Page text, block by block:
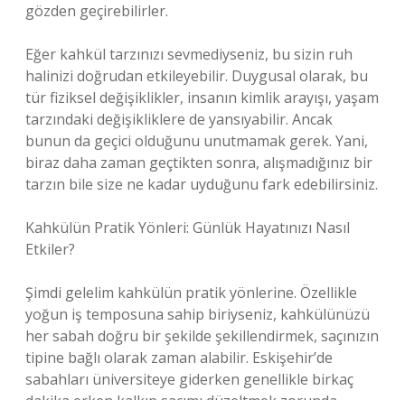
gözden geçirebilirler.
Eğer kahkül tarzınızı sevmediyseniz, bu sizin ruh
halinizi doğrudan etkileyebilir. Duygusal olarak, bu
tür fiziksel değişiklikler, insanın kimlik arayışı, yaşam
tarzındaki değişikliklere de yansıyabilir. Ancak
bunun da geçici olduğunu unutmamak gerek. Yani,
biraz daha zaman geçtikten sonra, alışmadığınız bir
tarzın bile size ne kadar uyduğunu fark edebilirsiniz.
Kahkülün Pratik Yönleri: Günlük Hayatınızı Nasıl
Etkiler?
Şimdi gelelim kahkülün pratik yönlerine. Özellikle
yoğun iş temposuna sahip biriyseniz, kahkülünüzü
her sabah doğru bir şekilde şekillendirmek, saçınızın
tipine bağlı olarak zaman alabilir. Eskişehir’de
sabahları üniversiteye giderken genellikle birkaç